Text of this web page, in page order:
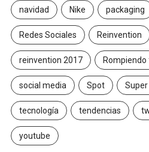
navidad Nike packaging
Redes Sociales Reinvention
reinvention 2017
social media Spot Super
tecnología tendencias
youtube